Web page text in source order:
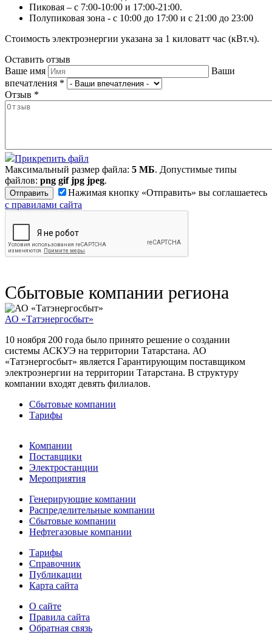
Пиковая – с 7:00-10:00 и 17:00-21:00.
Полупиковая зона - с 10:00 до 17:00 и с 21:00 до 23:00
Стоимость электроэнергии указана за 1 киловатт час (кВт.ч).
Оставить отзыв
Ваше имя
Ваши
впечатления *
Отзыв *
Прикрепить файл
Максимальный размер файла: 5 МБ. Допустимые типы
файлов: png gif jpg jpeg.
Нажимая кнопку «Отправить» вы соглашаетесь
с правилами сайта
Сбытовые компании региона
АО «Татэнергосбыт»
10 ноября 200 года было принято решение о создании
системы АСКУЭ на территории Татарстана. АО
«Татэнергосбыт» является Гарантирующим поставщиком
электроэнергии на территории Татарстана. В структуру
компании входят девять филиалов.
Сбытовые компании
Тарифы
Компании
Поставщики
Электростанции
Мероприятия
Генерирующие компании
Распределительные компании
Сбытовые компании
Нефтегазовые компании
Тарифы
Справочник
Публикации
Карта сайта
О сайте
Правила сайта
Обратная связь